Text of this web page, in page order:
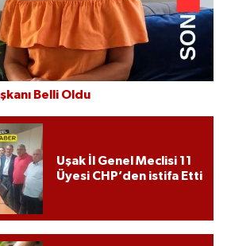
Belli Oldu
Uşak İl Genel Meclisi 11
Üyesi CHP’den istifa Etti